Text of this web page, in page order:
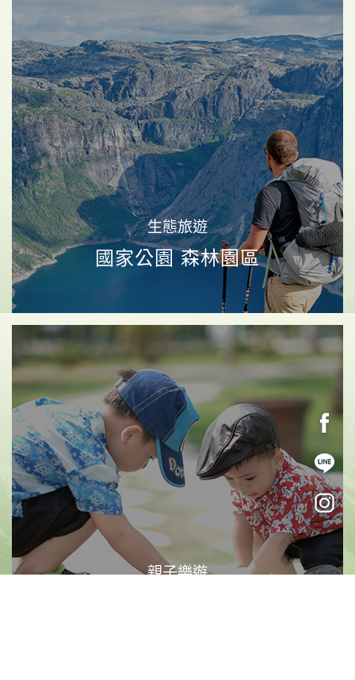
《素易遊》【南橫花東3日】南橫秘境．霧鹿峽谷．
向陽森林．埡口．秘境泥火山．鸞山文化深度體驗
南橫之美 傳奇公路 部落巡禮
NT$9,980 立即報名
《素易遊》2/16【司馬庫斯賞櫻2日】一年一會的粉
紅山谷．司馬庫斯櫻花季限定
賞櫻限定 上帝的部落 絕美巨木
NT$7,880 立即報名